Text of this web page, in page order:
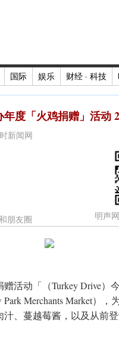
国际 娱乐 财经 · 科技
度「火鸡捐赠」活动
新闻网
朋友圈 明声
赠活动「（Turkey Drive）
Merchants Market），
、蔓越莓酱，以及从前